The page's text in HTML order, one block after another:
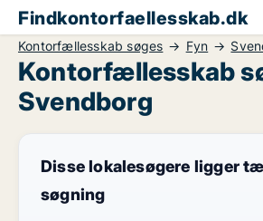
Findkontorfaellesskab.dk
Kontorfællesskab søges Fyn
Kontorfællesskab
Svendborg
Disse lokalesøgere ligger
søgning